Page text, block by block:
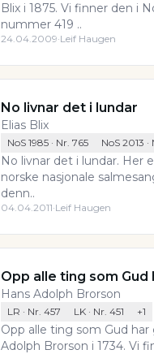
Blix i 1875. Vi finner den i
nummer 419 ..
24.04.2009·Leif Haugen
No livnar det i lundar
Elias Blix
NoS 1985 · Nr. 765 NoS 2013 ·
No livnar det i lundar. Her
norske nasjonale
denn..
04.04.2011·Leif Haugen
Opp alle ting som Gud
Hans Adolph Brorson
LR · Nr. 457 LK · Nr. 451 +1
Opp alle ting som Gud
Adolph Brorson i 1734. Vi